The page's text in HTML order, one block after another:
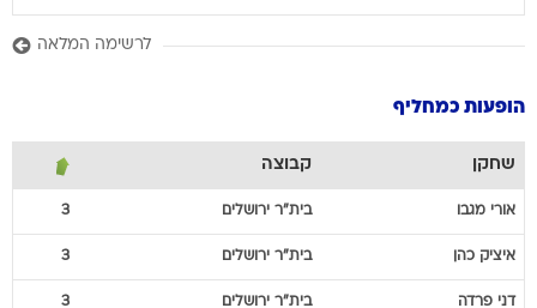
לרשימה המלאה
הופעות כמחליף
שחקן קבוצה
אורי מגבו בית"ר ירושלים 3
איציק כהן בית"ר ירושלים 3
דני פרדה בית"ר ירושלים 3